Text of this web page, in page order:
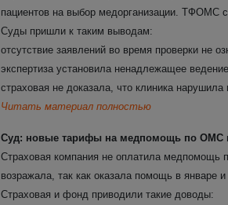
пациентов на выбор медорганизации. ТФОМС
Суды пришли к таким выводам:
отсутствие заявлений во время проверки не
экспертиза установила ненадлежащее
страховая не доказала, что клиника нарушила
Читать материал полностью
Суд: новые тарифы на медпомощь по ОМС
Страховая компания не оплатила медпомощь
возражала, так как оказала помощь в январе
Страховая и фонд приводили такие доводы: